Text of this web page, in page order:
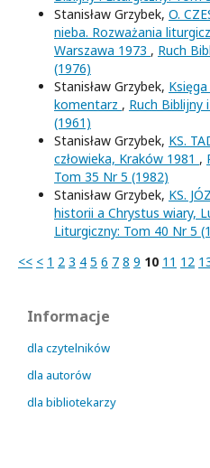
Stanisław Grzybek, O.
nieba. Rozważania
Warszawa 1973 , Ruch
(1976)
Stanisław Grzybek,
komentarz , Ruch Biblijny
(1961)
Stanisław Grzybek, KS.
człowieka, Kraków 1981 ,
Tom 35 Nr 5 (1982)
Stanisław Grzybek, KS.
historii a Chrystus wiary,
Liturgiczny: Tom 40 Nr 5
<< < 1 2 3 4 5 6 7 8 9 10 11 12
Informacje
dla czytelników
dla autorów
dla bibliotekarzy